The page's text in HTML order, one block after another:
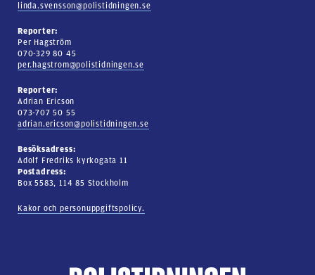
linda.svensson@polistidningen.se
Reporter:
Per Hagström
070-329 80 45
per.hagstrom@polistidningen.se
Reporter:
Adrian Ericson
073-707 50 55
adrian.ericson@polistidningen.se
Besöksadress:
Adolf Fredriks kyrkogata 11
Postadress:
Box 5583, 114 85 Stockholm
Kakor och personuppgiftspolicy.